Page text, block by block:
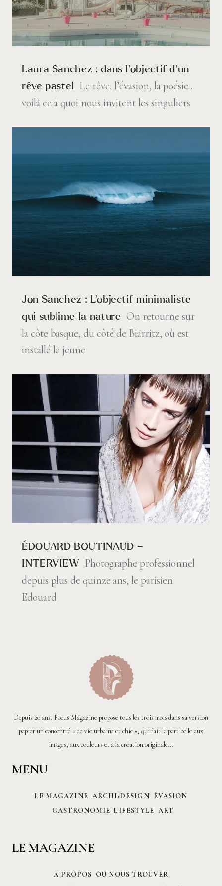
Laura Sanchez : dans l’objectif d’un
rêve pastel
Le rêve, l’évasion, la poésie…
voilà ce à quoi nous invitent les singuliers
Jon Sanchez : L’objectif minimaliste
qui sublime la nature On retourne sur
la côte basque, du côté de Biarritz, où est
installé le jeune
ÉDOUARD BOUTINAUD –
INTERVIEW
Photographe professionnel
depuis plus de quinze ans, le parisien
Edouard
Depuis 20 ans, Focus Magazine propose tous les trois mois dans sa version
papier un concentré « de vie urbaine et chic », qui fait la part belle aux
images, aux couleurs et à la création originale...
MENU
LE MAGAZINE ARCHI+DESIGN ÉVASION
GASTRONOMIE LIFESTYLE ART
LE MAGAZINE
À PROPOS OÙ NOUS TROUVER